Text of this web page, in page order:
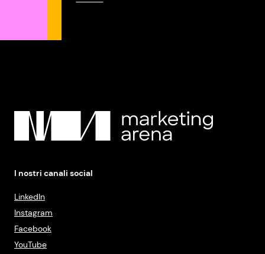
I nostri canali social
LinkedIn
Instagram
Facebook
YouTube